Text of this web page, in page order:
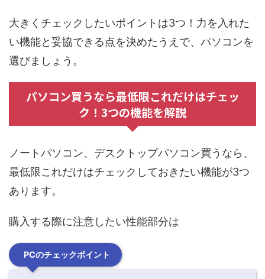
大きくチェックしたいポイントは3つ！力を入れた
い機能と妥協できる点を決めたうえで、パソコンを
選びましょう。
パソコン買うなら最低限これだけはチェッ
ク！3つの機能を解説
ノートパソコン、デスクトップパソコン買うなら、
最低限これだけはチェックしておきたい機能が3つ
あります。
購入する際に注意したい性能部分は
PCのチェックポイント